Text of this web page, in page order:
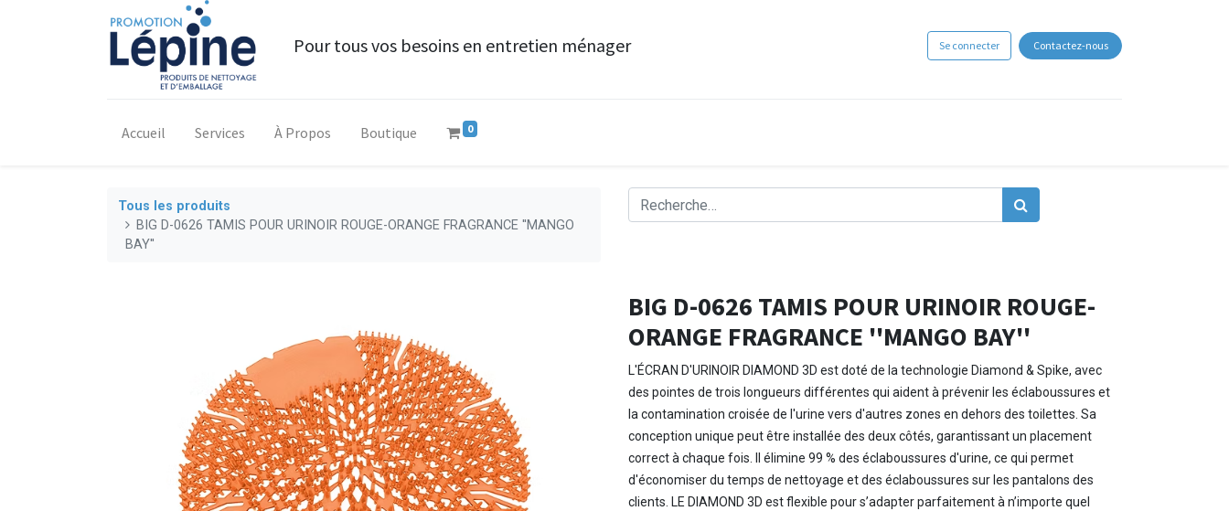
Pour tous vos besoins en entretien ménager Se connecter Contactez-nous
Accueil Services À Propos Boutique 0
Tous les produits
BIG D-0626 TAMIS POUR URINOIR ROUGE-ORANGE FRAGRANCE ''MANGO
BAY''
BIG D-0626 TAMIS POUR URINOIR ROUGE-
ORANGE FRAGRANCE ''MANGO BAY''
L'ÉCRAN D'URINOIR DIAMOND 3D est doté de la technologie Diamond & Spike, avec
des pointes de trois longueurs différentes qui aident à prévenir les éclaboussures et
la contamination croisée de l'urine vers d'autres zones en dehors des toilettes. Sa
conception unique peut être installée des deux côtés, garantissant un placement
correct à chaque fois. Il élimine 99 % des éclaboussures d'urine, ce qui permet
d'économiser du temps de nettoyage et des éclaboussures sur les pantalons des
clients. LE DIAMOND 3D est flexible pour s’adapter parfaitement à n’importe quel